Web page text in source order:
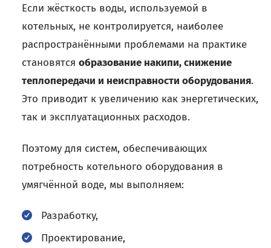
Если жёсткость воды, используемой в
котельных, не контролируется, наиболее
распространёнными проблемами на практике
становятся образование накипи, снижение
теплопередачи и неисправности оборудования.
Это приводит к увеличению как энергетических,
так и эксплуатационных расходов.
Поэтому для систем, обеспечивающих
потребность котельного оборудования в
умягчённой воде, мы выполняем:
Разработку,
Проектирование,